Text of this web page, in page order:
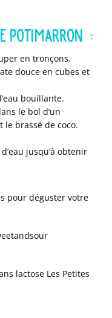
POTIMARRON :
en tronçons.
douce en cubes et
bouillante.
le bol d’un
le brassé de coco.
jusqu’à obtenir
pour déguster votre
lactose Les Petites